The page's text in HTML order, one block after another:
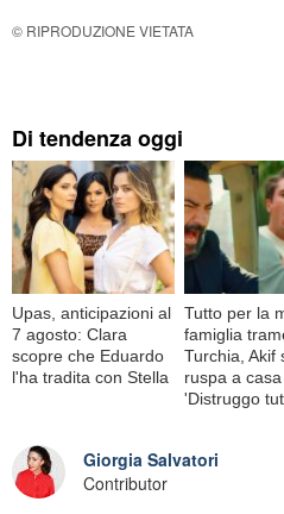
© RIPRODUZIONE VIETATA
Di tendenza oggi
Upas, anticipazioni al
7 agosto: Clara
scopre che Eduardo
l'ha tradita con Stella
Tutto per la
famiglia
Turchia, Akif
ruspa a
'Distruggo
Giorgia Salvatori
Contributor